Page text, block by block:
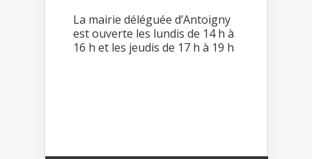
La mairie déléguée d’Antoigny
est ouverte les lundis de 14 h à
16 h et les jeudis de 17 h à 19 h